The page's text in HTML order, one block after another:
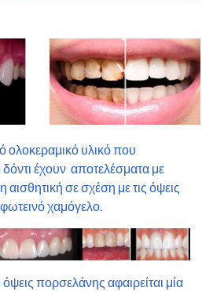
ολοκεραμικό υλικό που
έχουν αποτελέσματα με
σε σχέση με τις όψεις
χαμόγελο.
πορσελάνης αφαιρείται μία